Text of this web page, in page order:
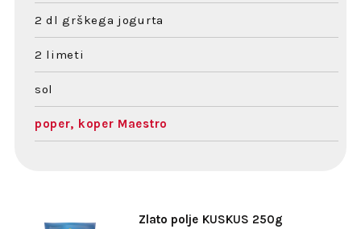
2 dl grškega jogurta
2 limeti
sol
poper, koper Maestro
Zlato polje KUSKUS 250g